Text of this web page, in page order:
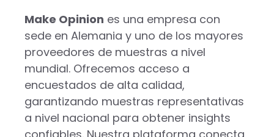
Make Opinion es una empresa con
sede en Alemania y uno de los mayores
proveedores de muestras a nivel
mundial. Ofrecemos acceso a
encuestados de alta calidad,
garantizando muestras representativas
a nivel nacional para obtener insights